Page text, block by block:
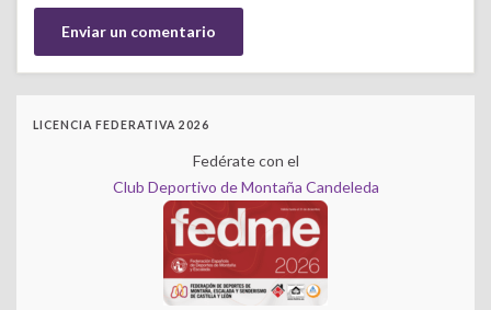
LICENCIA FEDERATIVA 2026
Fedérate con el
Club Deportivo de Montaña Candeleda